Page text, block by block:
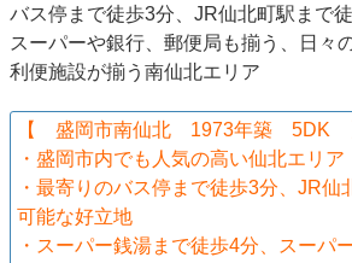
バス停まで徒歩3分、JR仙北町駅まで
スーパーや銀行、郵便局も揃う、日々
利便施設が揃う南仙北エリア
【 盛岡市南仙北 1973年築 5DK
・盛岡市内でも人気の高い仙北エリア
・最寄りのバス停まで徒歩3分、JR仙
可能な好立地
・スーパー銭湯まで徒歩4分、スーパ